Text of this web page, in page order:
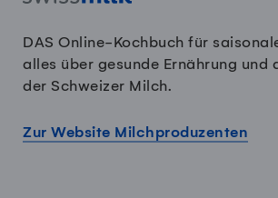
DAS Online-Kochbuch für
alles über gesunde Ernährung und
der Schweizer Milch.
Zur Website Milchproduzenten